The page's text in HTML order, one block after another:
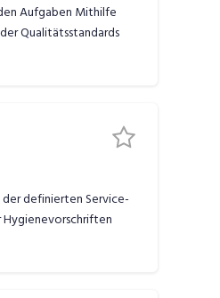
Aufgaben Mithilfe
Qualitätsstandards
definierten Service-
Hygienevorschriften